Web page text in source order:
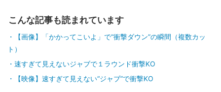
こんな記事も読まれています
【画像】「かかってこいよ」で“衝撃ダウン”の瞬間（複数カッ
ト）
速すぎて見えないジャブで１ラウンド衝撃KO
【映像】速すぎて見えない“ジャブ”で衝撃KO